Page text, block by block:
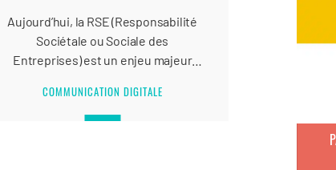
Aujourd’hui, la RSE (Responsabilité
Sociétale ou Sociale des
Entreprises) est un enjeu majeur
vers un développement durable et
sociétal est devenu une nécessité.
COMMUNICATION DIGITALE